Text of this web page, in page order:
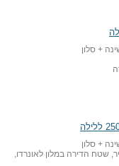
23, נוף לעיר, שטח הדירה במלון לאונרדו,